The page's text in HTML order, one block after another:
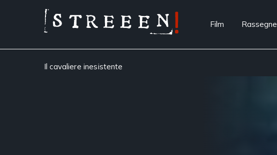
Film Rassegne
Il cavaliere inesistente